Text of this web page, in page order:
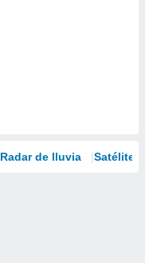
Radar de lluvia Satélites